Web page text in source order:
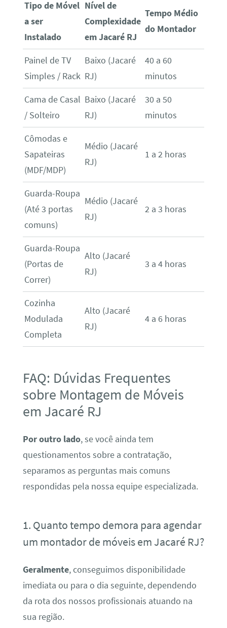
Tipo de Móvel
a ser
Instalado
Nível de
Complexidade
em Jacaré RJ
Tempo Médio
do Montador
Painel de TV
Simples / Rack
Baixo (Jacaré
RJ)
40 a 60
minutos
Cama de Casal
/ Solteiro
Baixo (Jacaré
RJ)
30 a 50
minutos
Cômodas e
Sapateiras
(MDF/MDP)
Médio (Jacaré
RJ)
1 a 2 horas
Guarda-Roupa
(Até 3 portas
comuns)
Médio (Jacaré
RJ)
2 a 3 horas
Guarda-Roupa
(Portas de
Correr)
Alto (Jacaré
RJ)
3 a 4 horas
Cozinha
Modulada
Completa
Alto (Jacaré
RJ)
4 a 6 horas
FAQ: Dúvidas Frequentes
sobre Montagem de Móveis
em Jacaré RJ
Por outro lado, se você ainda tem
questionamentos sobre a contratação,
separamos as perguntas mais comuns
respondidas pela nossa equipe especializada.
1. Quanto tempo demora para agendar
um montador de móveis em Jacaré RJ?
Geralmente, conseguimos disponibilidade
imediata ou para o dia seguinte, dependendo
da rota dos nossos profissionais atuando na
sua região.